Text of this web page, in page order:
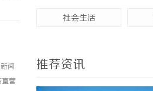
闻
营
社会生活
推荐资讯